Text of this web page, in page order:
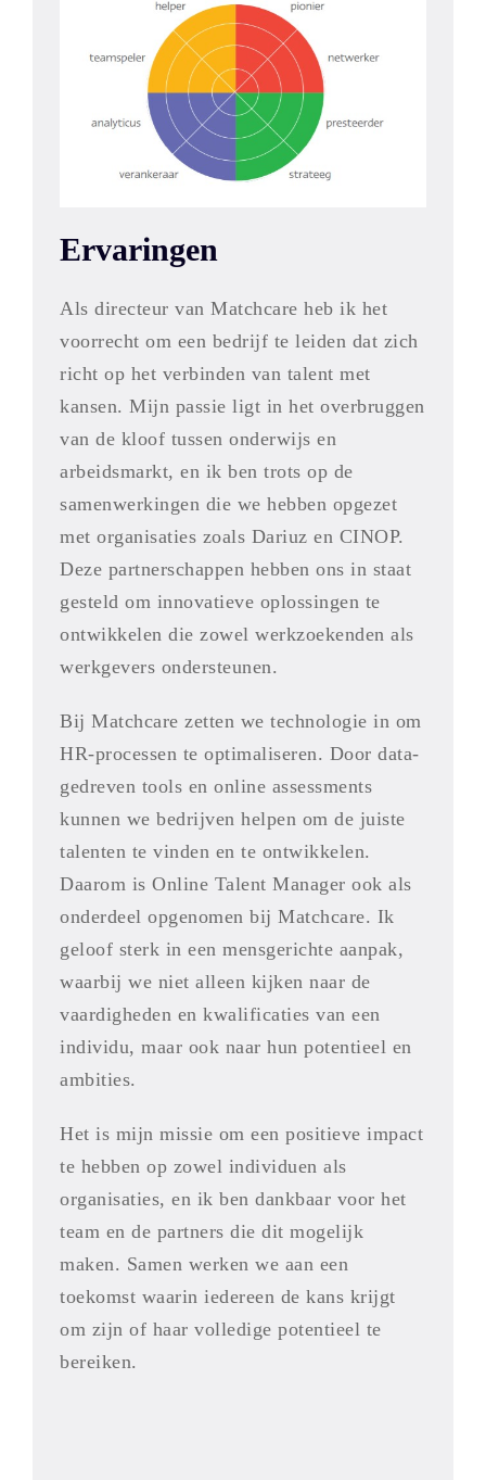
Ervaringen
Als directeur van Matchcare heb ik het
voorrecht om een bedrijf te leiden dat zich
richt op het verbinden van talent met
kansen. Mijn passie ligt in het overbruggen
van de kloof tussen onderwijs en
arbeidsmarkt, en ik ben trots op de
samenwerkingen die we hebben opgezet
met organisaties zoals Dariuz en CINOP.
Deze partnerschappen hebben ons in staat
gesteld om innovatieve oplossingen te
ontwikkelen die zowel werkzoekenden als
werkgevers ondersteunen.
Bij Matchcare zetten we technologie in om
HR-processen te optimaliseren. Door data-
gedreven tools en online assessments
kunnen we bedrijven helpen om de juiste
talenten te vinden en te ontwikkelen.
Daarom is Online Talent Manager ook als
onderdeel opgenomen bij Matchcare. Ik
geloof sterk in een mensgerichte aanpak,
waarbij we niet alleen kijken naar de
vaardigheden en kwalificaties van een
individu, maar ook naar hun potentieel en
ambities.
Het is mijn missie om een positieve impact
te hebben op zowel individuen als
organisaties, en ik ben dankbaar voor het
team en de partners die dit mogelijk
maken. Samen werken we aan een
toekomst waarin iedereen de kans krijgt
om zijn of haar volledige potentieel te
bereiken.